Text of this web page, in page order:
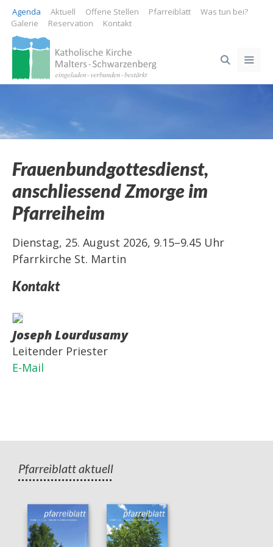
Springe
zum
Inhalt
Agenda Aktuell Offene Stellen Pfarreiblatt
Was tun bei?
Galerie
Reservation Kontakt
Frauenbundgottesdienst,
anschliessend Zmorge im
Pfarreiheim
Dienstag, 25. August 2026, 9.15–9.45 Uhr
Pfarrkirche St. Martin
Kontakt
Joseph Lourdusamy
Leitender Priester
E-Mail
Pfarreiblatt aktuell